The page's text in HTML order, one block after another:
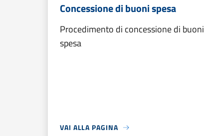
Concessione di buoni spesa
Procedimento di concessione di buoni
spesa
VAI ALLA PAGINA